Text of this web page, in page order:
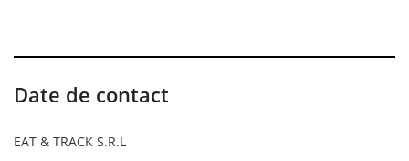
Date de contact
EAT & TRACK S.R.L